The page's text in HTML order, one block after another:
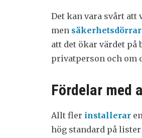
Det kan vara svårt att
men
att det ökar värdet på
privatperson och om
Fördelar med
Allt fler installerar
hög standard på